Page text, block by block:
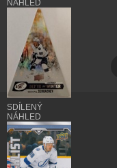
NÁHLED
SDÍLENÝ
NÁHLED